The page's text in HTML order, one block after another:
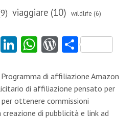
viaggiare (10) wildlife (6)
T Li
e
dI
n
W
ts
A
p
W
d
Pr
es
C
n
di
vi
di affiliazione Amazon
di affiliazione pensato per
ottenere commissioni
di pubblicità e link ad